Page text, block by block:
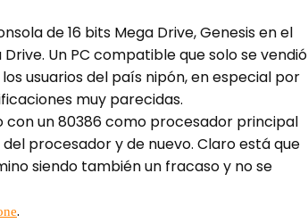
de 16 bits Mega Drive, Genesis en el
Un PC compatible que solo se vendió
usuarios del país nipón, en especial por
muy parecidas.
un 80386 como procesador principal
procesador y de nuevo. Claro está que
siendo también un fracaso y no se
.